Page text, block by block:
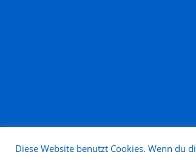
Diese Website benutzt Cookies. Wenn du